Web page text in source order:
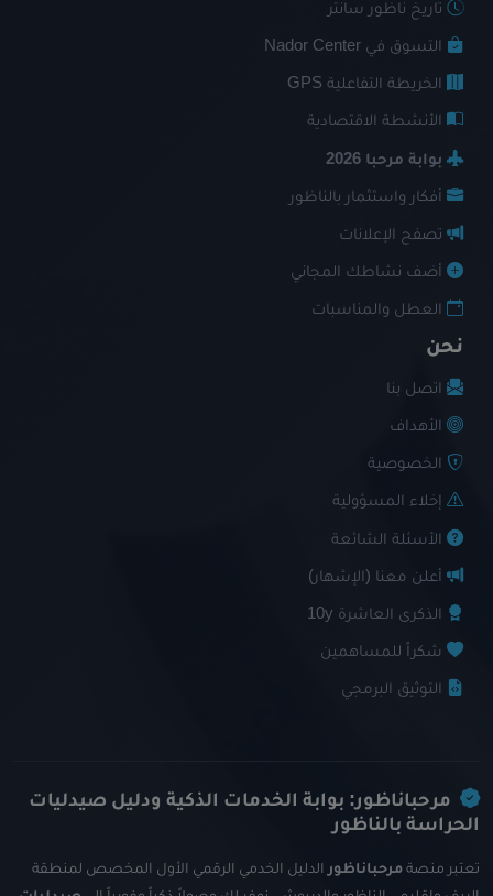
تاريخ ناظور سانتر
التسوق في Nador Center
الخريطة التفاعلية GPS
الأنشطة الاقتصادية
بوابة مرحبا 2026
أفكار واستثمار بالناظور
تصفح الإعلانات
أضف نشاطك المجاني
العطل والمناسبات
نحن
اتصل بنا
الأهداف
الخصوصية
إخلاء المسؤولية
الأسئلة الشائعة
أعلن معنا (الإشهار)
الذكرى العاشرة 10y
شكراً للمساهمين
التوثيق البرمجي
مرحباناظور: بوابة الخدمات الذكية ودليل صيدليات
الحراسة بالناظور
تعتبر منصة مرحباناظور الدليل الخدمي الرقمي الأول المخصص لمنطقة